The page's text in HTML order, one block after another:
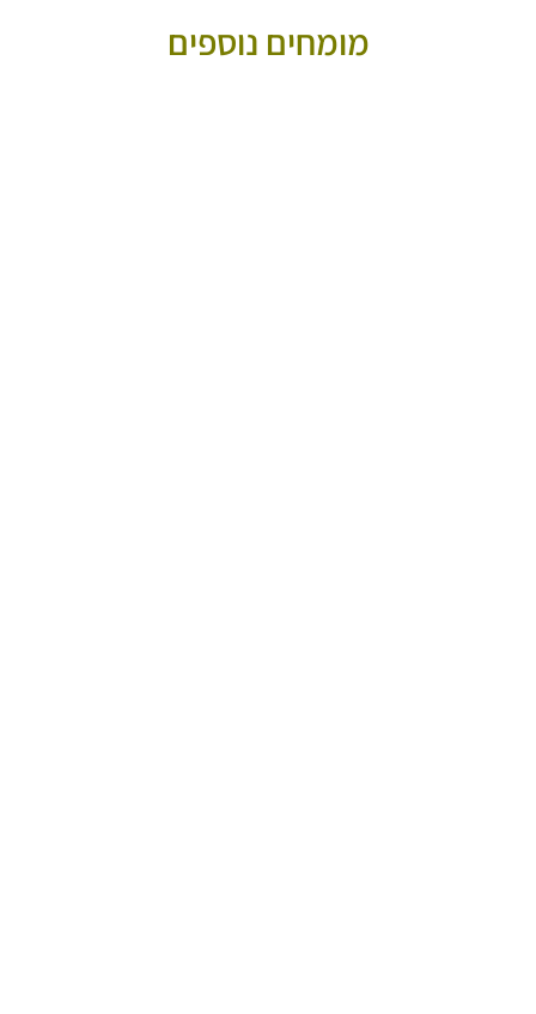
מומחים נוספים